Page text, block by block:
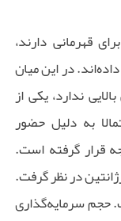
قهرمانی دارند،
در این میان
ندارد، یکی از
به دلیل حضور
قرار گرفته است.
در نظر گرفت.
حجم سرمایه‌گذاری